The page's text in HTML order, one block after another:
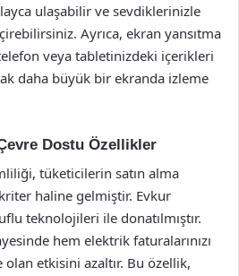
ulaşabilir ve sevdiklerinizle
Ayrıca, ekran yansıtma
veya tabletinizdeki içerikleri
daha büyük bir ekranda izleme
Dostu Özellikler
tüketicilerin satın alma
haline gelmiştir. Evkur
teknolojileri ile donatılmıştır.
hem elektrik faturalarınızı
etkisini azaltır. Bu özellik,